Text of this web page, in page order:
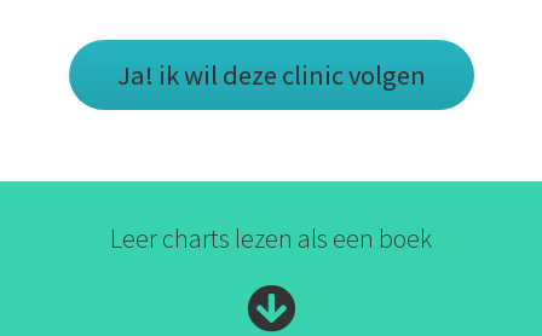
Ja! ik wil deze clinic volgen
Leer charts lezen als een boek